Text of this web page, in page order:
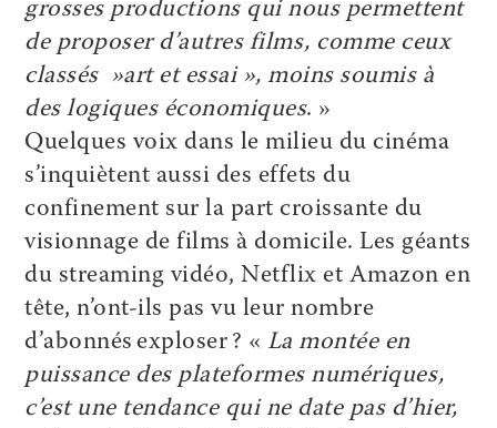
grosses productions qui nous permettent
de proposer d’autres films, comme ceux
classés »art et essai », moins soumis à
des logiques économiques. »
Quelques voix dans le milieu du cinéma
s’inquiètent aussi des effets du
confinement sur la part croissante du
visionnage de films à domicile. Les géants
du streaming vidéo, Netflix et Amazon en
tête, n’ont-ils pas vu leur nombre
d’abonnés exploser ? « La montée en
puissance des plateformes numériques,
c’est une tendance qui ne date pas d’hier,